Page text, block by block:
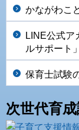
かながわこ
LINE公式ア
ルサポート」
保育士試験
次世代育